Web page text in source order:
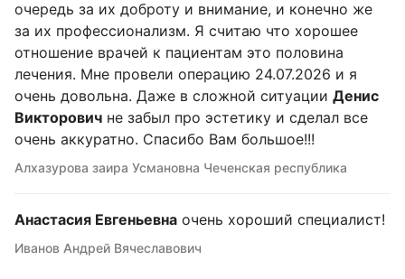
очередь за их доброту и внимание, и конечно же
за их профессионализм. Я считаю что хорошее
отношение врачей к пациентам это половина
лечения. Мне провели операцию 24.07.2026 и я
очень довольна. Даже в сложной ситуации Денис
Викторович не забыл про эстетику и сделал все
очень аккуратно. Спасибо Вам большое!!!
Алхазурова заира Усмановна Чеченская республика
Анастасия Евгеньевна очень хороший специалист!
Иванов Андрей Вячеславович